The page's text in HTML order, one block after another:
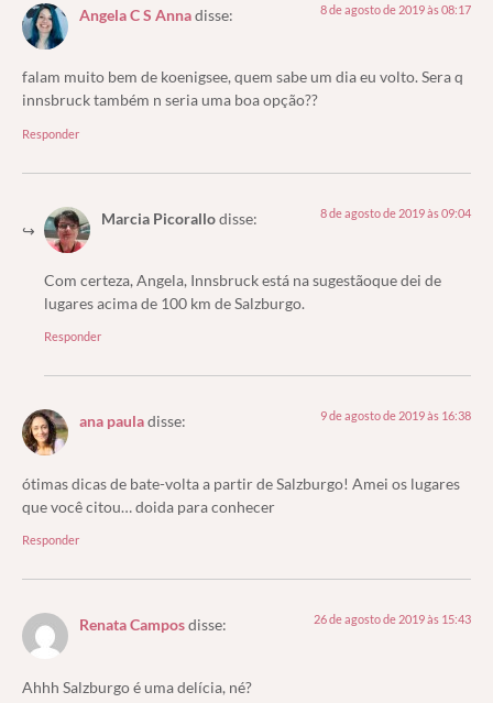
Angela C S Annadisse: 8 de agosto de 2019 às 08:17
falam muito bem de koenigsee, quem sabe um dia eu volto. Sera q
innsbruck também n seria uma boa opção??
Responder
Marcia Picorallodisse: 8 de agosto de 2019 às 09:04
Com certeza, Angela, Innsbruck está na sugestãoque dei de
lugares acima de 100 km de Salzburgo.
Responder
ana pauladisse: 9 de agosto de 2019 às 16:38
ótimas dicas de bate-volta a partir de Salzburgo! Amei os lugares
que você citou… doida para conhecer
Responder
Renata Camposdisse: 26 de agosto de 2019 às 15:43
Ahhh Salzburgo é uma delícia, né?